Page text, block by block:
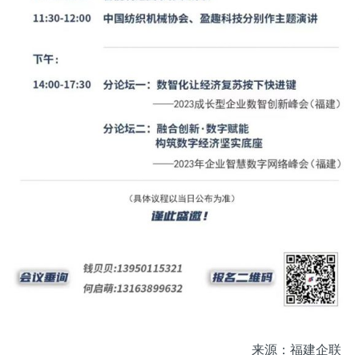
来源：福建企联